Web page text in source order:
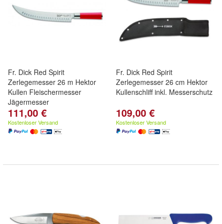
Fr. Dick Red Spirit
Zerlegemesser 26 m Hektor
Kullen Fleischermesser
Jägermesser
111,00 €
Kostenloser Versand
Fr. Dick Red Spirit
Zerlegemesser 26 cm Hektor
Kullenschliff inkl. Messerschutz
109,00 €
Kostenloser Versand